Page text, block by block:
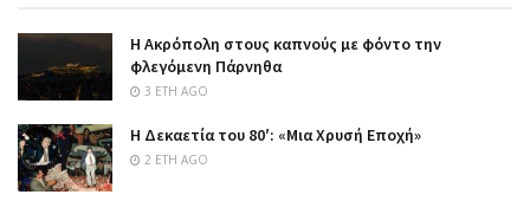
Η Ακρόπολη στους καπνούς με φόντο την
φλεγόμενη Πάρνηθα
3 ΈΤΗ AGO
Η Δεκαετία του 80′: «Μια Χρυσή Εποχή»
2 ΈΤΗ AGO